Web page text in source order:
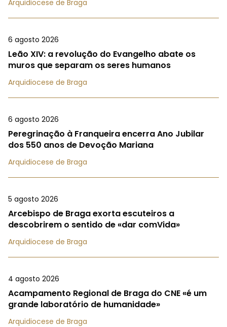
Arquidiocese de Braga
6 agosto 2026
Leão XIV: a revolução do Evangelho abate os
muros que separam os seres humanos
Arquidiocese de Braga
6 agosto 2026
Peregrinação à Franqueira encerra Ano Jubilar
dos 550 anos de Devoção Mariana
Arquidiocese de Braga
5 agosto 2026
Arcebispo de Braga exorta escuteiros a
descobrirem o sentido de «dar comVida»
Arquidiocese de Braga
4 agosto 2026
Acampamento Regional de Braga do CNE «é um
grande laboratório de humanidade»
Arquidiocese de Braga